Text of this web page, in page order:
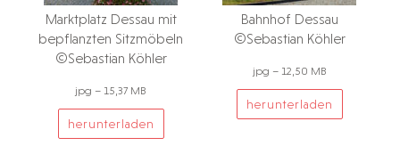
Marktplatz Dessau mit
bepflanzten Sitzmöbeln
©Sebastian Köhler
jpg – 15,37 MB
herunterladen
Bahnhof Dessau
©Sebastian Köhler
jpg – 12,50 MB
herunterladen